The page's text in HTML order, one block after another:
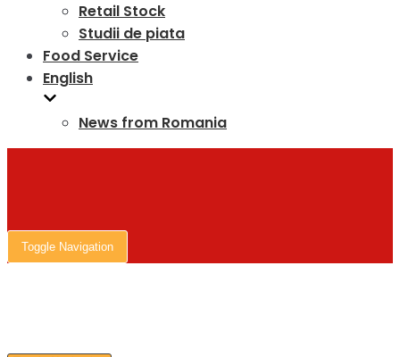
Retail Stock
Studii de piata
Food Service
English
News from Romania
Toggle Navigation